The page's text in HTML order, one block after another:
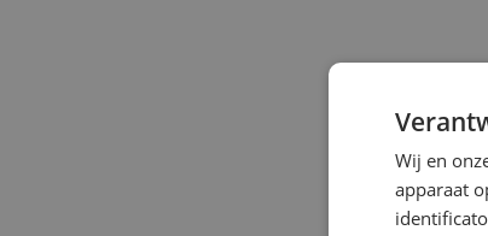
Wij en
apparaat